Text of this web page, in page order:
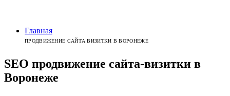
Главная
ПРОДВИЖЕНИЕ САЙТА ВИЗИТКИ В ВОРОНЕЖЕ
SEO продвижение сайта-визитки в
Воронеже